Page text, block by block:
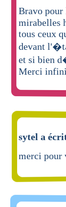
Bravo
mirabelles
tous ceux
devant
et si bien
Merci
sytel a
merci pour